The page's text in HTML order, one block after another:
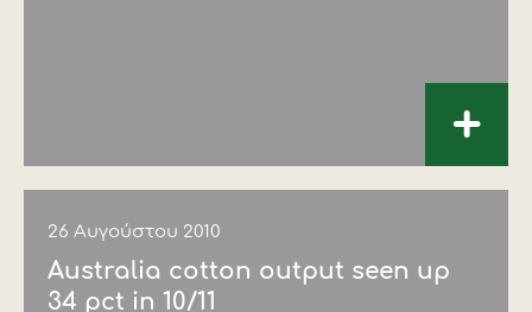
+
26 Αυγούστου 2010
Australia cotton output seen up
34 pct in 10/11